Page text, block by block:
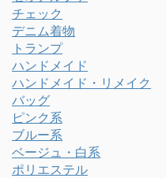
チェック
デニム着物
トランプ
ハンドメイド
ハンドメイド・リメイク
バッグ
ピンク系
ブルー系
ベージュ・白系
ポリエステル